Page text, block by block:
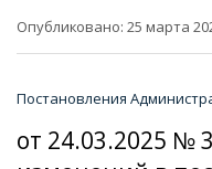
Опубликовано: 25 марта
Постановления
от 24.03.2025 №